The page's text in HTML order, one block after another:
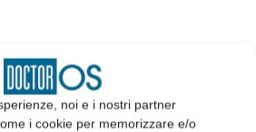
noi e i nostri partner
i cookie per memorizzare e/o